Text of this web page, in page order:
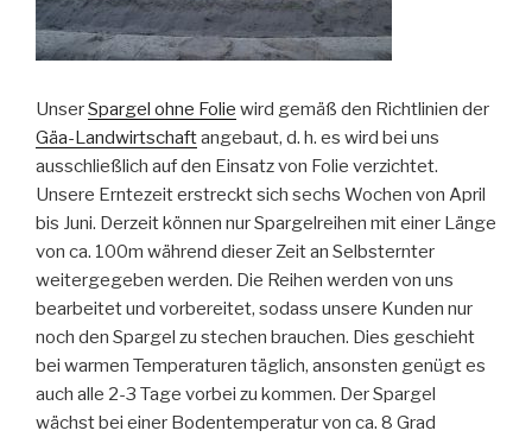
UnserSpargel ohne Folie wird gemäß den Richtlinien der
Gäa-Landwirtschaftangebaut, d. h. es wird bei uns
ausschließlich auf den Einsatz von Folie verzichtet.
Unsere Erntezeit erstreckt sich sechs Wochen von April
bis Juni. Derzeit können nur Spargelreihen mit einer Länge
von ca. 100m während dieser Zeit an Selbsternter
weitergegeben werden. Die Reihen werden von uns
bearbeitet und vorbereitet, sodass unsere Kunden nur
noch den Spargel zu stechen brauchen. Dies geschieht
bei warmen Temperaturen täglich, ansonsten genügt es
auch alle 2-3 Tage vorbei zu kommen. Der Spargel
wächst bei einer Bodentemperatur von ca. 8 Grad